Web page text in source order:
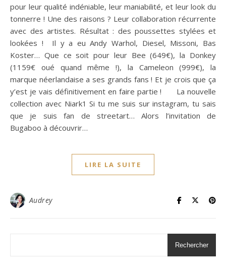
pour leur qualité indéniable, leur maniabilité, et leur look du
tonnerre ! Une des raisons ? Leur collaboration récurrente
avec des artistes. Résultat : des poussettes stylées et
lookées ! Il y a eu Andy Warhol, Diesel, Missoni, Bas
Koster… Que ce soit pour leur Bee (649€), la Donkey
(1159€ oué quand même !), la Cameleon (999€), la
marque néerlandaise a ses grands fans ! Et je crois que ça
y’est je vais définitivement en faire partie ! La nouvelle
collection avec Niark1 Si tu me suis sur instagram, tu sais
que je suis fan de streetart… Alors l’invitation de
Bugaboo à découvrir…
LIRE LA SUITE
Audrey
Rechercher